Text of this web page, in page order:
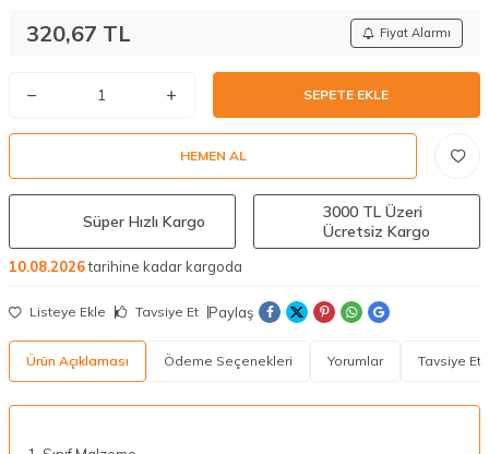
320,67 TL Fiyat Alarmı
SEPETE EKLE
HEMEN AL
Süper Hızlı Kargo
3000 TL Üzeri
Ücretsiz Kargo
10.08.2026tarihine kadar kargoda
Listeye Ekle Tavsiye Et Paylaş
Ürün Açıklaması Ödeme Seçenekleri Yorumlar Tavsiye Et